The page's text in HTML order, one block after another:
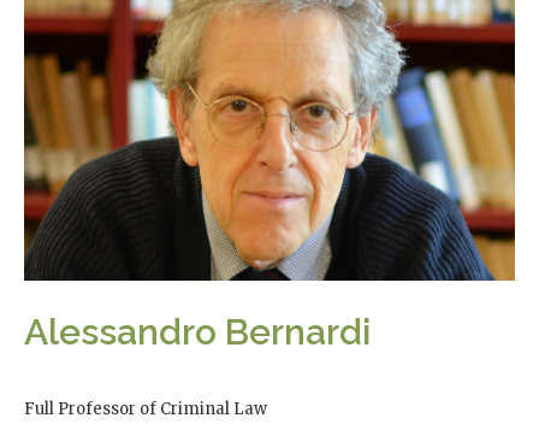
Alessandro Bernardi
Full Professor of Criminal Law